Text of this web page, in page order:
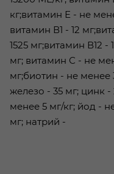
кг;витамин Е - не
витамин В1 - 12
1525 мг;витамин В12 -
мг; витамин С - не
мг;биотин - не менее
железо - 35 мг; цинк
менее 5 мг/кг; йод -
мг; натрий -